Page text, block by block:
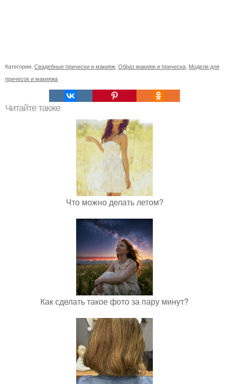
Категории: Свадебные прически и макияж, Образ макияж и прическа, Модели для
причесок и макияжа
Читайте также
Что можно делать летом?
Как сделать такое фото за пару минут?